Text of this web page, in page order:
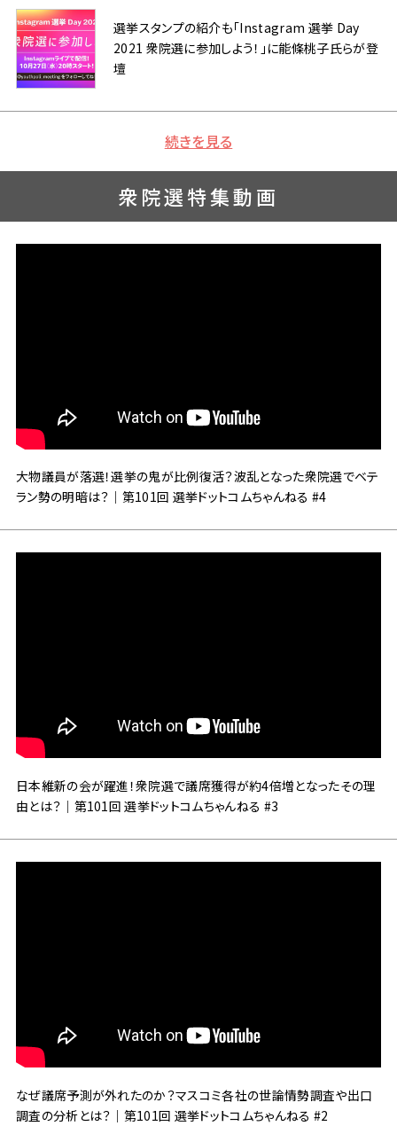
選挙スタンプの紹介も「Instagram 選挙 Day
2021 衆院選に参加しよう！」に能條桃子氏らが登
壇
続きを見る
衆院選特集動画
大物議員が落選！選挙の鬼が比例復活？波乱となった衆院選でベテ
ラン勢の明暗は？｜第101回 選挙ドットコムちゃんねる #4
日本維新の会が躍進！衆院選で議席獲得が約4倍増となったその理
由とは？｜第101回 選挙ドットコムちゃんねる #3
なぜ議席予測が外れたのか？マスコミ各社の世論情勢調査や出口
調査の分析とは？｜第101回 選挙ドットコムちゃんねる #2